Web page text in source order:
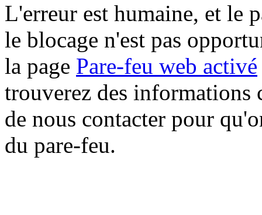
L'erreur est humaine, et le
le blocage n'est pas
la page Pare-feu web activé
trouverez des informations
de nous contacter pour
du pare-feu.